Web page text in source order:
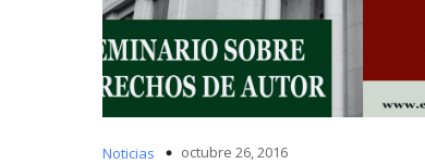
Noticias octubre 26, 2016